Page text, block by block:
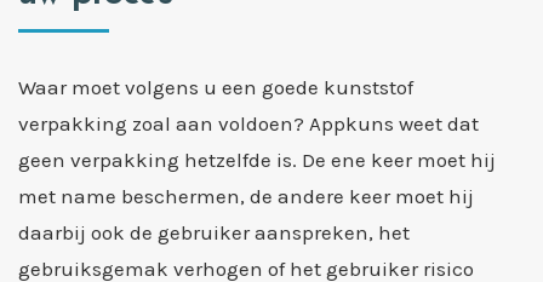
Waar moet volgens u een goede kunststof
verpakking zoal aan voldoen? Appkuns weet dat
geen verpakking hetzelfde is. De ene keer moet hij
met name beschermen, de andere keer moet hij
daarbij ook de gebruiker aanspreken, het
gebruiksgemak verhogen of het gebruiker risico